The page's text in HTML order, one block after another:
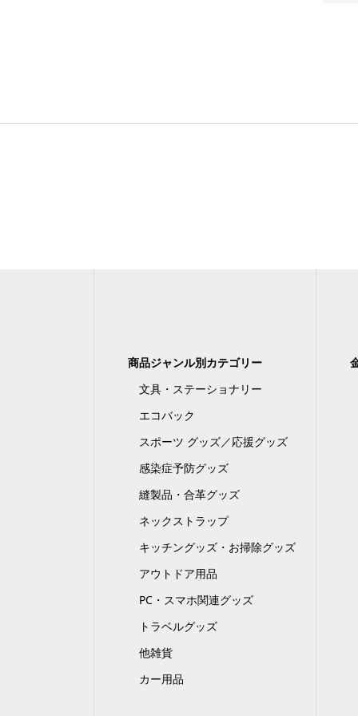
商品ジャンル別カテゴリー
文具・ステーショナリー
エコバック
スポーツ グッズ／応援グッズ
感染症予防グッズ
縫製品・合革グッズ
ネックストラップ
キッチングッズ・お掃除グッズ
アウトドア用品
PC・スマホ関連グッズ
トラベルグッズ
他雑貨
カー用品